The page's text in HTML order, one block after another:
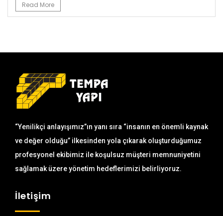
Read More
“Yenilikçi anlayışımız”ın yanı sıra “insanın en önemli kaynak
ve değer olduğu” ilkesinden yola çıkarak oluşturduğumuz
profesyonel ekibimiz ile koşulsuz müşteri memnuniyetini
sağlamak üzere yönetim hedeflerimizi belirliyoruz.
İletişim